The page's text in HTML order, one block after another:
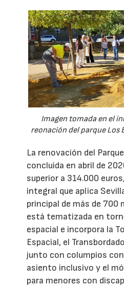
Imagen tomada en el
reonación del parque Los
La renovación del
concluida en abril de
superior a 314.000
integral que aplica
principal de más de 700
está tematizada en
espacial e incorpora la
Espacial, el
junto con columpios
asiento inclusivo y el
para menores con